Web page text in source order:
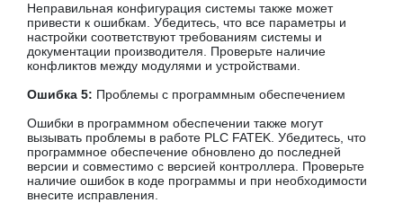
Неправильная конфигурация системы также может
привести к ошибкам. Убедитесь, что все параметры и
настройки соответствуют требованиям системы и
документации производителя. Проверьте наличие
конфликтов между модулями и устройствами.
Ошибка 5: Проблемы с программным обеспечением
Ошибки в программном обеспечении также могут
вызывать проблемы в работе PLC FATEK. Убедитесь, что
программное обеспечение обновлено до последней
версии и совместимо с версией контроллера. Проверьте
наличие ошибок в коде программы и при необходимости
внесите исправления.